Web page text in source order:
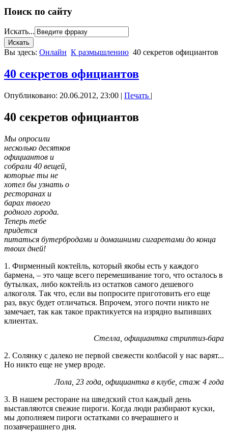
Поиск по сайту
Искать...
Вы здесь: Онлайн К размышлению 40 секретов официантов
40 секретов официантов
Опубликовано: 20.06.2012, 23:00 | Печать |
40 секретов официантов
Мы опросили
несколько десятков
официантов и
собрали 40 вещей,
которые ты не
хотел бы узнать о
ресторанах и
барах твоего
родного города.
Теперь тебе
придется
питаться бутербродами и домашними сигаретами до конца
твоих дней!
1. Фирменный коктейль, который якобы есть у каждого
бармена, – это чаще всего перемешивание того, что осталось в
бутылках, либо коктейль из остатков самого дешевого
алкоголя. Так что, если вы попросите приготовить его еще
раз, вкус будет отличаться. Впрочем, этого почти никто не
замечает, так как такое практикуется на изрядно выпивших
клиентах.
Стелла, официантка стриптиз-бара
2. Солянку с далеко не первой свежести колбасой у нас варят...
Но никто еще не умер вроде.
Лола, 23 года, официантка в клубе, стаж 4 года
3. В нашем ресторане на шведский стол каждый день
выставляются свежие пироги. Когда люди разбирают куски,
мы дополняем пироги остатками со вчерашнего и
позавчерашнего дня.